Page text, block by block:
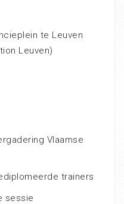
te Leuven
Leuven)
Vlaamse
trainers
sessie